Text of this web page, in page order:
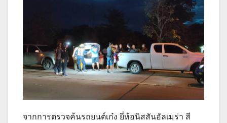
จากการตรวจค้นรถยนต์เก๋ง ยี่ห้อนิสสันอัลเมร่า สี